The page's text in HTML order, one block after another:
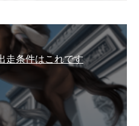
走条件はこれです